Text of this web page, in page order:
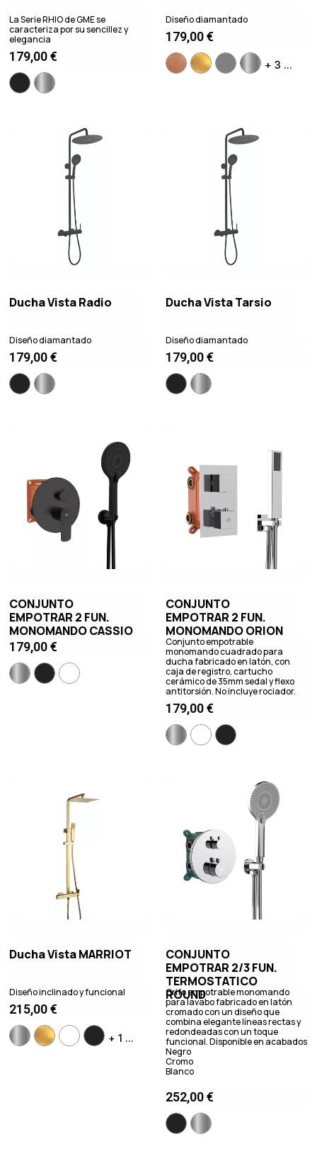
La Serie RHIO de GME se
caracteriza por su sencillez y
elegancia
179,00€
Diseño diamantado
179,00€
+ 3 ...
Ducha Vista Radio
Diseño diamantado
179,00€
Ducha Vista Tarsio
Diseño diamantado
179,00€
CONJUNTO
EMPOTRAR 2 FUN.
MONOMANDO CASSIO
179,00€
CONJUNTO
EMPOTRAR 2 FUN.
MONOMANDO ORION
Conjunto empotrable
monomando cuadrado para
ducha fabricado en latón, con
caja de registro, cartucho
cerámico de 35mm sedal y flexo
antitorsión. No incluye rociador.
179,00€
Ducha Vista MARRIOT
Diseño inclinado y funcional
215,00€
+ 1 ...
CONJUNTO
EMPOTRAR 2/3 FUN.
TERMOSTATICO
ROUND
Grifo empotrable monomando
para lavabo fabricado en latón
cromado con un diseño que
combina elegante líneas rectas y
redondeadas con un toque
funcional. Disponible en acabados
Negro
Cromo
Blanco
252,00€